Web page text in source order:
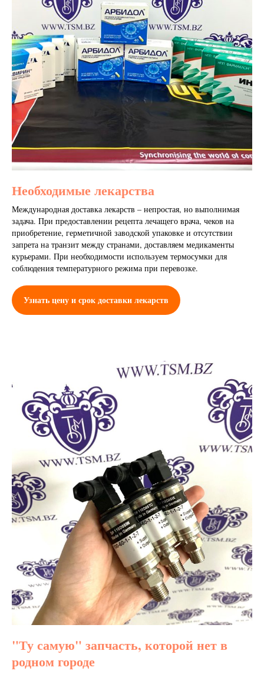
Необходимые лекарства
Международная доставка лекарств – непростая, но выполнимая
задача. При предоставлении рецепта лечащего врача, чеков на
приобретение, герметичной заводской упаковке и отсутствии
запрета на транзит между странами, доставляем медикаменты
курьерами. При необходимости используем термосумки для
соблюдения температурного режима при перевозке.
Узнать цену и срок доставки лекарств
"Ту самую" запчасть, которой нет в
родном городе